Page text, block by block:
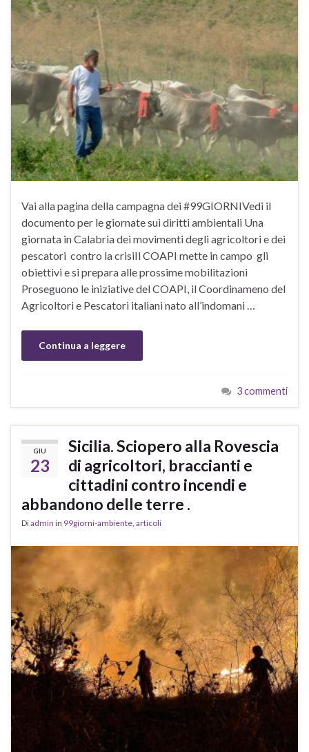
Vai alla pagina della campagna dei #99GIORNIVedi il
documento per le giornate sui diritti ambientali Una
giornata in Calabria dei movimenti degli agricoltori e dei
pescatori contro la crisiIl COAPI mette in campo gli
obiettivi e si prepara alle prossime mobilitazioni
Proseguono le iniziative del COAPI, il Coordinameno del
Agricoltori e Pescatori italiani nato all’indomani …
Continua a leggere
3 commenti
GIU
23
Sicilia. Sciopero alla Rovescia
di agricoltori, braccianti e
cittadini contro incendi e
abbandono delle terre .
Diadmin in 99giorni-ambiente, articoli